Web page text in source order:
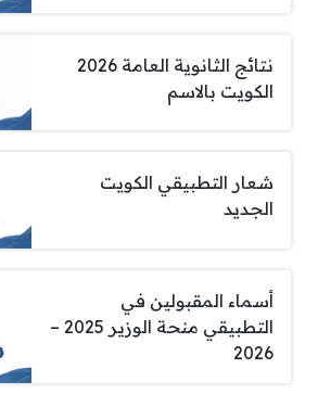
نتائج الثانوية العامة 2026
الكويت بالاسم
شعار التطبيقي الكويت
الجديد
أسماء المقبولين في
التطبيقي منحة الوزير 2025 –
2026